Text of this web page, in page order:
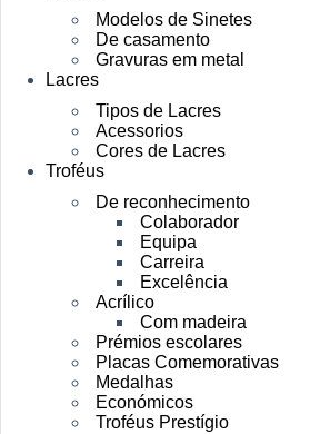
Modelos de Sinetes
De casamento
Gravuras em metal
Lacres
Tipos de Lacres
Acessorios
Cores de Lacres
Troféus
De reconhecimento
Colaborador
Equipa
Carreira
Excelência
Acrílico
Com madeira
Prémios escolares
Placas Comemorativas
Medalhas
Económicos
Troféus Prestígio